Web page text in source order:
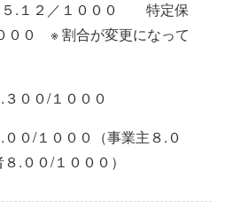
.１２／１０００ 特定保
００ ※ 割合が変更になって
００/１０００
０/１０００（事業主８.０
.００/１０００）